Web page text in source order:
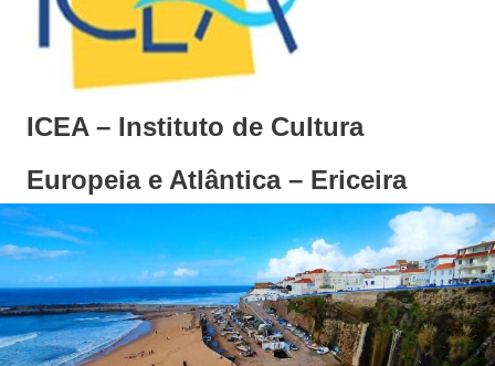
ICEA – Instituto de Cultura
Europeia e Atlântica – Ericeira
Instituto
de
Cultura
Europeia
e
Atlântica